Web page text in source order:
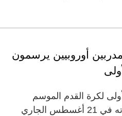
إنييستا في الواجهة.. 9 مدربين أوروبيين يرسمون
لكرة القدم الموسم
الجديد، الذي تنطلق منافساته في 21 أغسطس الجاري